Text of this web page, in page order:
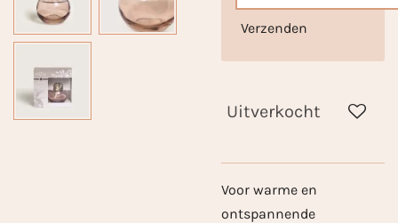
Verzenden
Uitverkocht
Voor warme en
ontspannende